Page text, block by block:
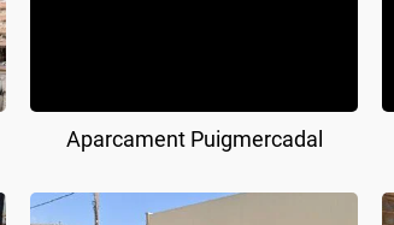
Aparcament Puigmercadal